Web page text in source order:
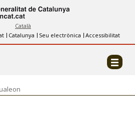
Català
Catalunya Seu electrònica Accessibilitat
INFORMACIÓ
FES-TE EL CJ